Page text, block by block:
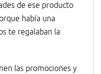
de ese producto
había una
te regalaban la
las promociones y